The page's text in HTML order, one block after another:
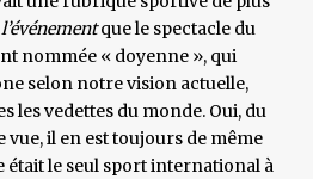
l’événementque le spectacle du
nommée « doyenne », qui
selon notre vision actuelle,
les vedettes du monde. Oui, du
vue, il en est toujours de même
était le seul sport international à